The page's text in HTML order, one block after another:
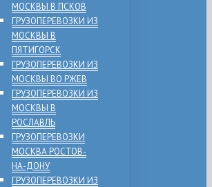
МОСКВЫ В ПСКОВ
ГРУЗОПЕРЕВОЗКИ ИЗ
МОСКВЫ В
ПЯТИГОРСК
ГРУЗОПЕРЕВОЗКИ ИЗ
МОСКВЫ ВО РЖЕВ
ГРУЗОПЕРЕВОЗКИ ИЗ
МОСКВЫ В
РОСЛАВЛЬ
ГРУЗОПЕРЕВОЗКИ
МОСКВА РОСТОВ-
НА-ДОНУ
ГРУЗОПЕРЕВОЗКИ ИЗ